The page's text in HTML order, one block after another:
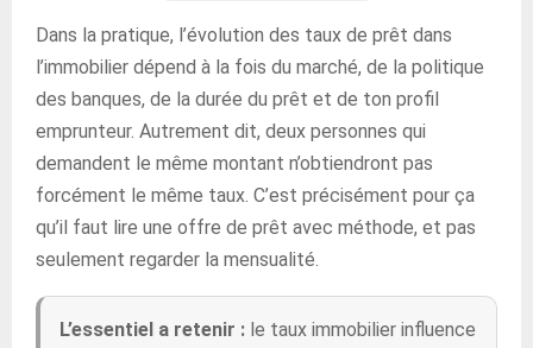
Dans la pratique, l’évolution des taux de prêt dans
l’immobilier dépend à la fois du marché, de la politique
des banques, de la durée du prêt et de ton profil
emprunteur. Autrement dit, deux personnes qui
demandent le même montant n’obtiendront pas
forcément le même taux. C’est précisément pour ça
qu’il faut lire une offre de prêt avec méthode, et pas
seulement regarder la mensualité.
L’essentiel a retenir : le taux immobilier influence